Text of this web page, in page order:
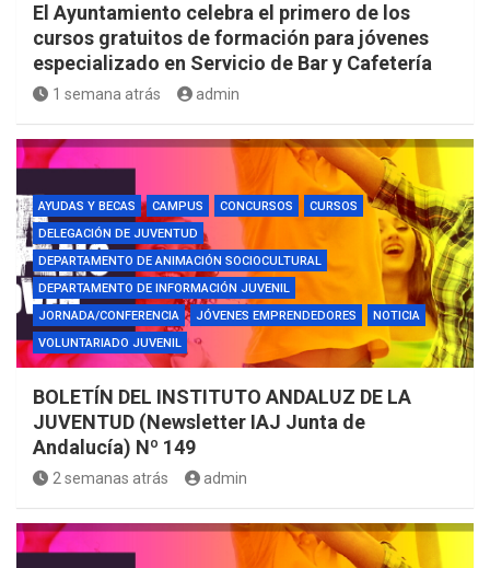
El Ayuntamiento celebra el primero de los
cursos gratuitos de formación para jóvenes
especializado en Servicio de Bar y Cafetería
1 semana atrás admin
AYUDAS Y BECAS CAMPUS CONCURSOS
CURSOS
DELEGACIÓN DE JUVENTUD
DEPARTAMENTO DE ANIMACIÓN SOCIOCULTURAL
DEPARTAMENTO DE INFORMACIÓN JUVENIL
JORNADA/CONFERENCIA
JÓVENES EMPRENDEDORES
NOTICIA
VOLUNTARIADO JUVENIL
BOLETÍN DEL INSTITUTO ANDALUZ DE LA
JUVENTUD (Newsletter IAJ Junta de
Andalucía) Nº 149
2 semanas atrás admin